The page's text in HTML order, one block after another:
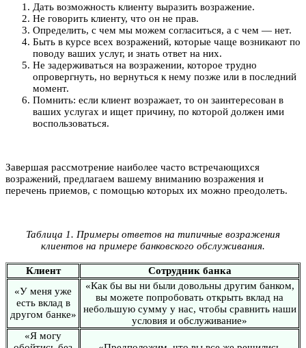
Дать возможность клиенту выразить возражение.
Не говорить клиенту, что он не прав.
Определить, с чем мы можем согласиться, а с чем — нет.
Быть в курсе всех возражений, которые чаще возникают по
поводу ваших услуг, и знать ответ на них.
Не задерживаться на возражении, которое трудно
опровергнуть, но вернуться к нему позже или в последний
момент.
Помнить: если клиент возражает, то он заинтересован в
ваших услугах и ищет причину, по которой должен ими
воспользоваться.
Завершая рассмотрение наиболее часто встречающихся
возражений, предлагаем вашему вниманию возражения и
перечень приемов, с помощью которых их можно преодолеть.
Таблица 1. Примеры ответов на типичные возражения
клиентов на примере банковского обслуживания.
Клиент
Сотрудник банка
«У меня уже
есть вклад в
другом банке»
«Как бы вы ни были довольны другим банком,
вы можете попробовать открыть вклад на
небольшую сумму у нас, чтобы сравнить наши
условия и обслуживание»
«Я могу